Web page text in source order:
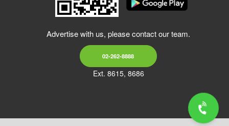
Advertise with us, please contact our team.
02-262-8888
Ext. 8615, 8686